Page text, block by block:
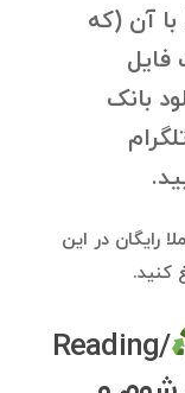
آن (که
فایل
بانک
در تلگرام
رایگان در این
کنید.
Reading/